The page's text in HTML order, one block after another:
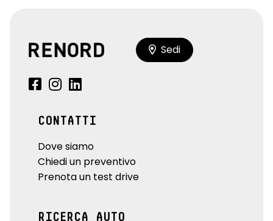
Sedi
CONTATTI
Dove siamo
Chiedi un preventivo
Prenota un test drive
RICERCA AUTO